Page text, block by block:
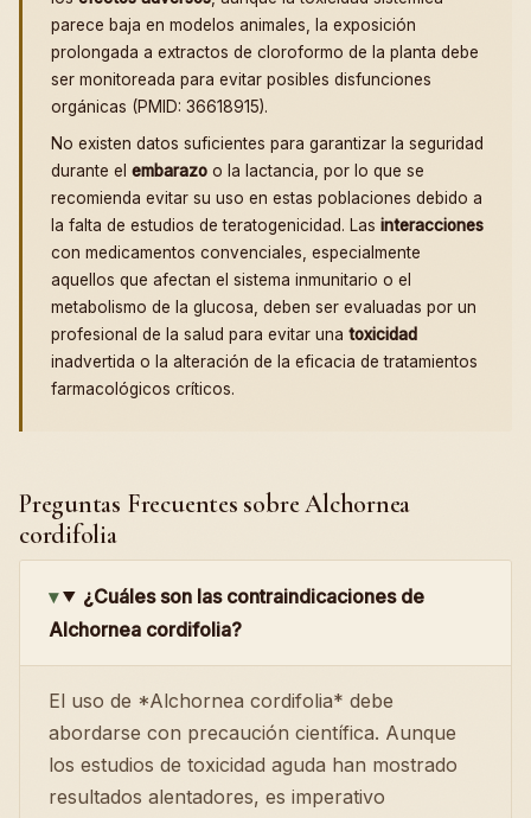
parece baja en modelos animales, la exposición
prolongada a extractos de cloroformo de la planta debe
ser monitoreada para evitar posibles disfunciones
orgánicas (PMID: 36618915).
No existen datos suficientes para garantizar la seguridad
durante el embarazo o la lactancia, por lo que se
recomienda evitar su uso en estas poblaciones debido a
la falta de estudios de teratogenicidad. Las interacciones
con medicamentos convenciales, especialmente
aquellos que afectan el sistema inmunitario o el
metabolismo de la glucosa, deben ser evaluadas por un
profesional de la salud para evitar una toxicidad
inadvertida o la alteración de la eficacia de tratamientos
farmacológicos críticos.
Preguntas Frecuentes sobre Alchornea
cordifolia
¿Cuáles son las contraindicaciones de
Alchornea cordifolia?
El uso de *Alchornea cordifolia* debe
abordarse con precaución científica. Aunque
los estudios de toxicidad aguda han mostrado
resultados alentadores, es imperativo